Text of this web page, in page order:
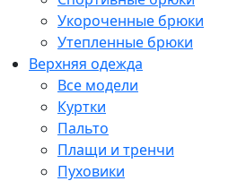
Укороченные брюки
Утепленные брюки
Верхняя одежда
Все модели
Куртки
Пальто
Плащи и тренчи
Пуховики